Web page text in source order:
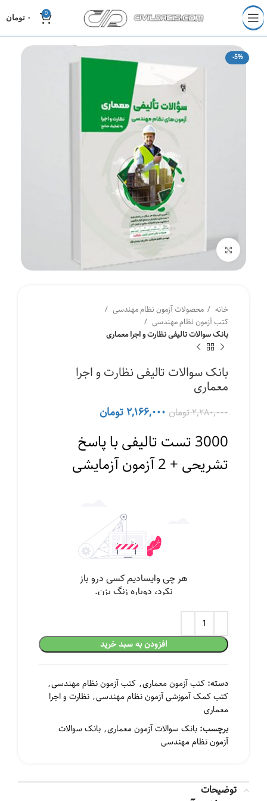
0 ۰ تومان
-5%
برای بزرگنمایی کلیک کنید
خانه
محصولات آزمون نظام مهندسی
کتب آزمون نظام مهندسی
بانک سوالات تالیفی نظارت و اجرا معماری
بانک سوالات تالیفی نظارت و اجرا
معماری
۲,۲۸۰,۰۰۰تومان قیمت
۲,۲۸۰,۰۰۰ تومان
بود.
۲,۱۶۶,۰۰۰تومان
است.
3000 تست تالیفی با پاسخ
تشریحی + 2 آزمون آزمایشی
افزودن به سبد خرید
دسته: کتب آزمون معماری, کتب آزمون نظام مهندسی,
کتب کمک آموزشی آزمون نظام مهندسی, نظارت و اجرا
معماری
برچسب: بانک سوالات آزمون معماری, بانک سوالات
آزمون نظام مهندسی
توضیحات